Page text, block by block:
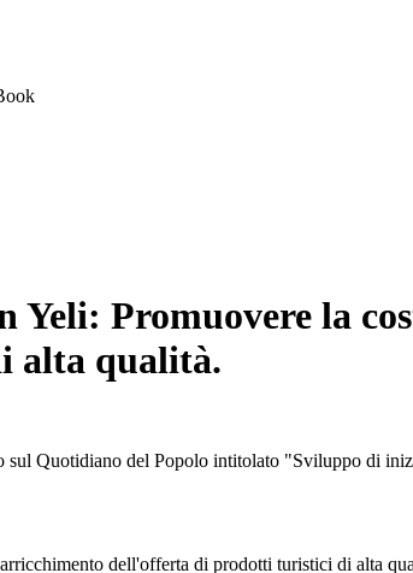
Promuovere la
alta qualità.
Quotidiano del Popolo intitolato "Sviluppo di
dell'offerta di prodotti turistici di alta